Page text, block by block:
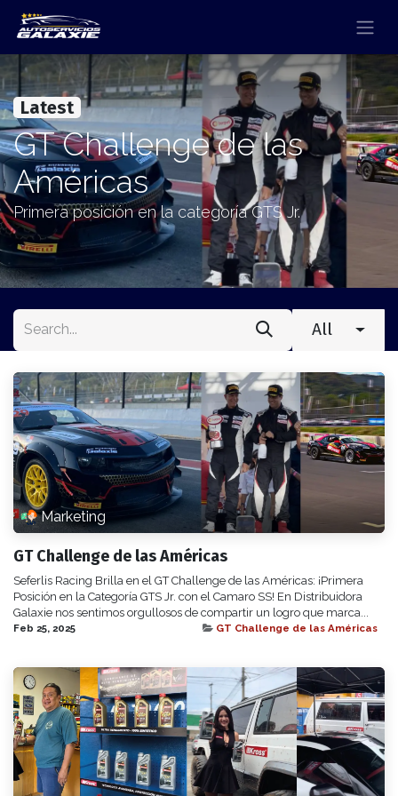
Latest
GT Challenge de las
Américas
Primera posición en la categoría GTS Jr.
All
Marketing
GT Challenge de las Américas
Seferlis Racing Brilla en el GT Challenge de las Américas: ¡Primera
Posición en la Categoría GTS Jr. con el Camaro SS! En Distribuidora
Galaxie​ nos sentimos orgullosos de compartir un logro que marca...
Feb 25, 2025 GT Challenge de las Américas